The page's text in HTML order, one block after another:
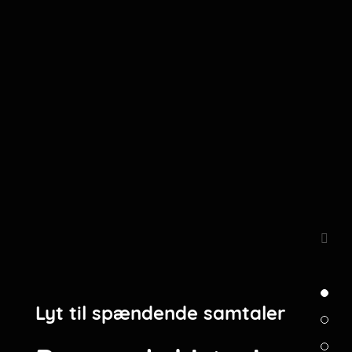
Lyt til spændende samtaler
Umlando Radio
Lyt til
Kærligheden